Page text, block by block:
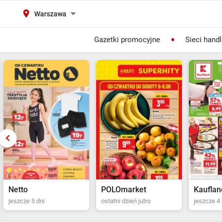
Warszawa
Gazetki promocyjne Sieci
POLOmarket
ostatni dzień jutro
Kaufland
jeszcze 4 dni ostatni